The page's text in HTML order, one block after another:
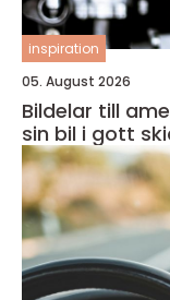
inspiration
05. August 2026
Bildelar till
sin bil i gott